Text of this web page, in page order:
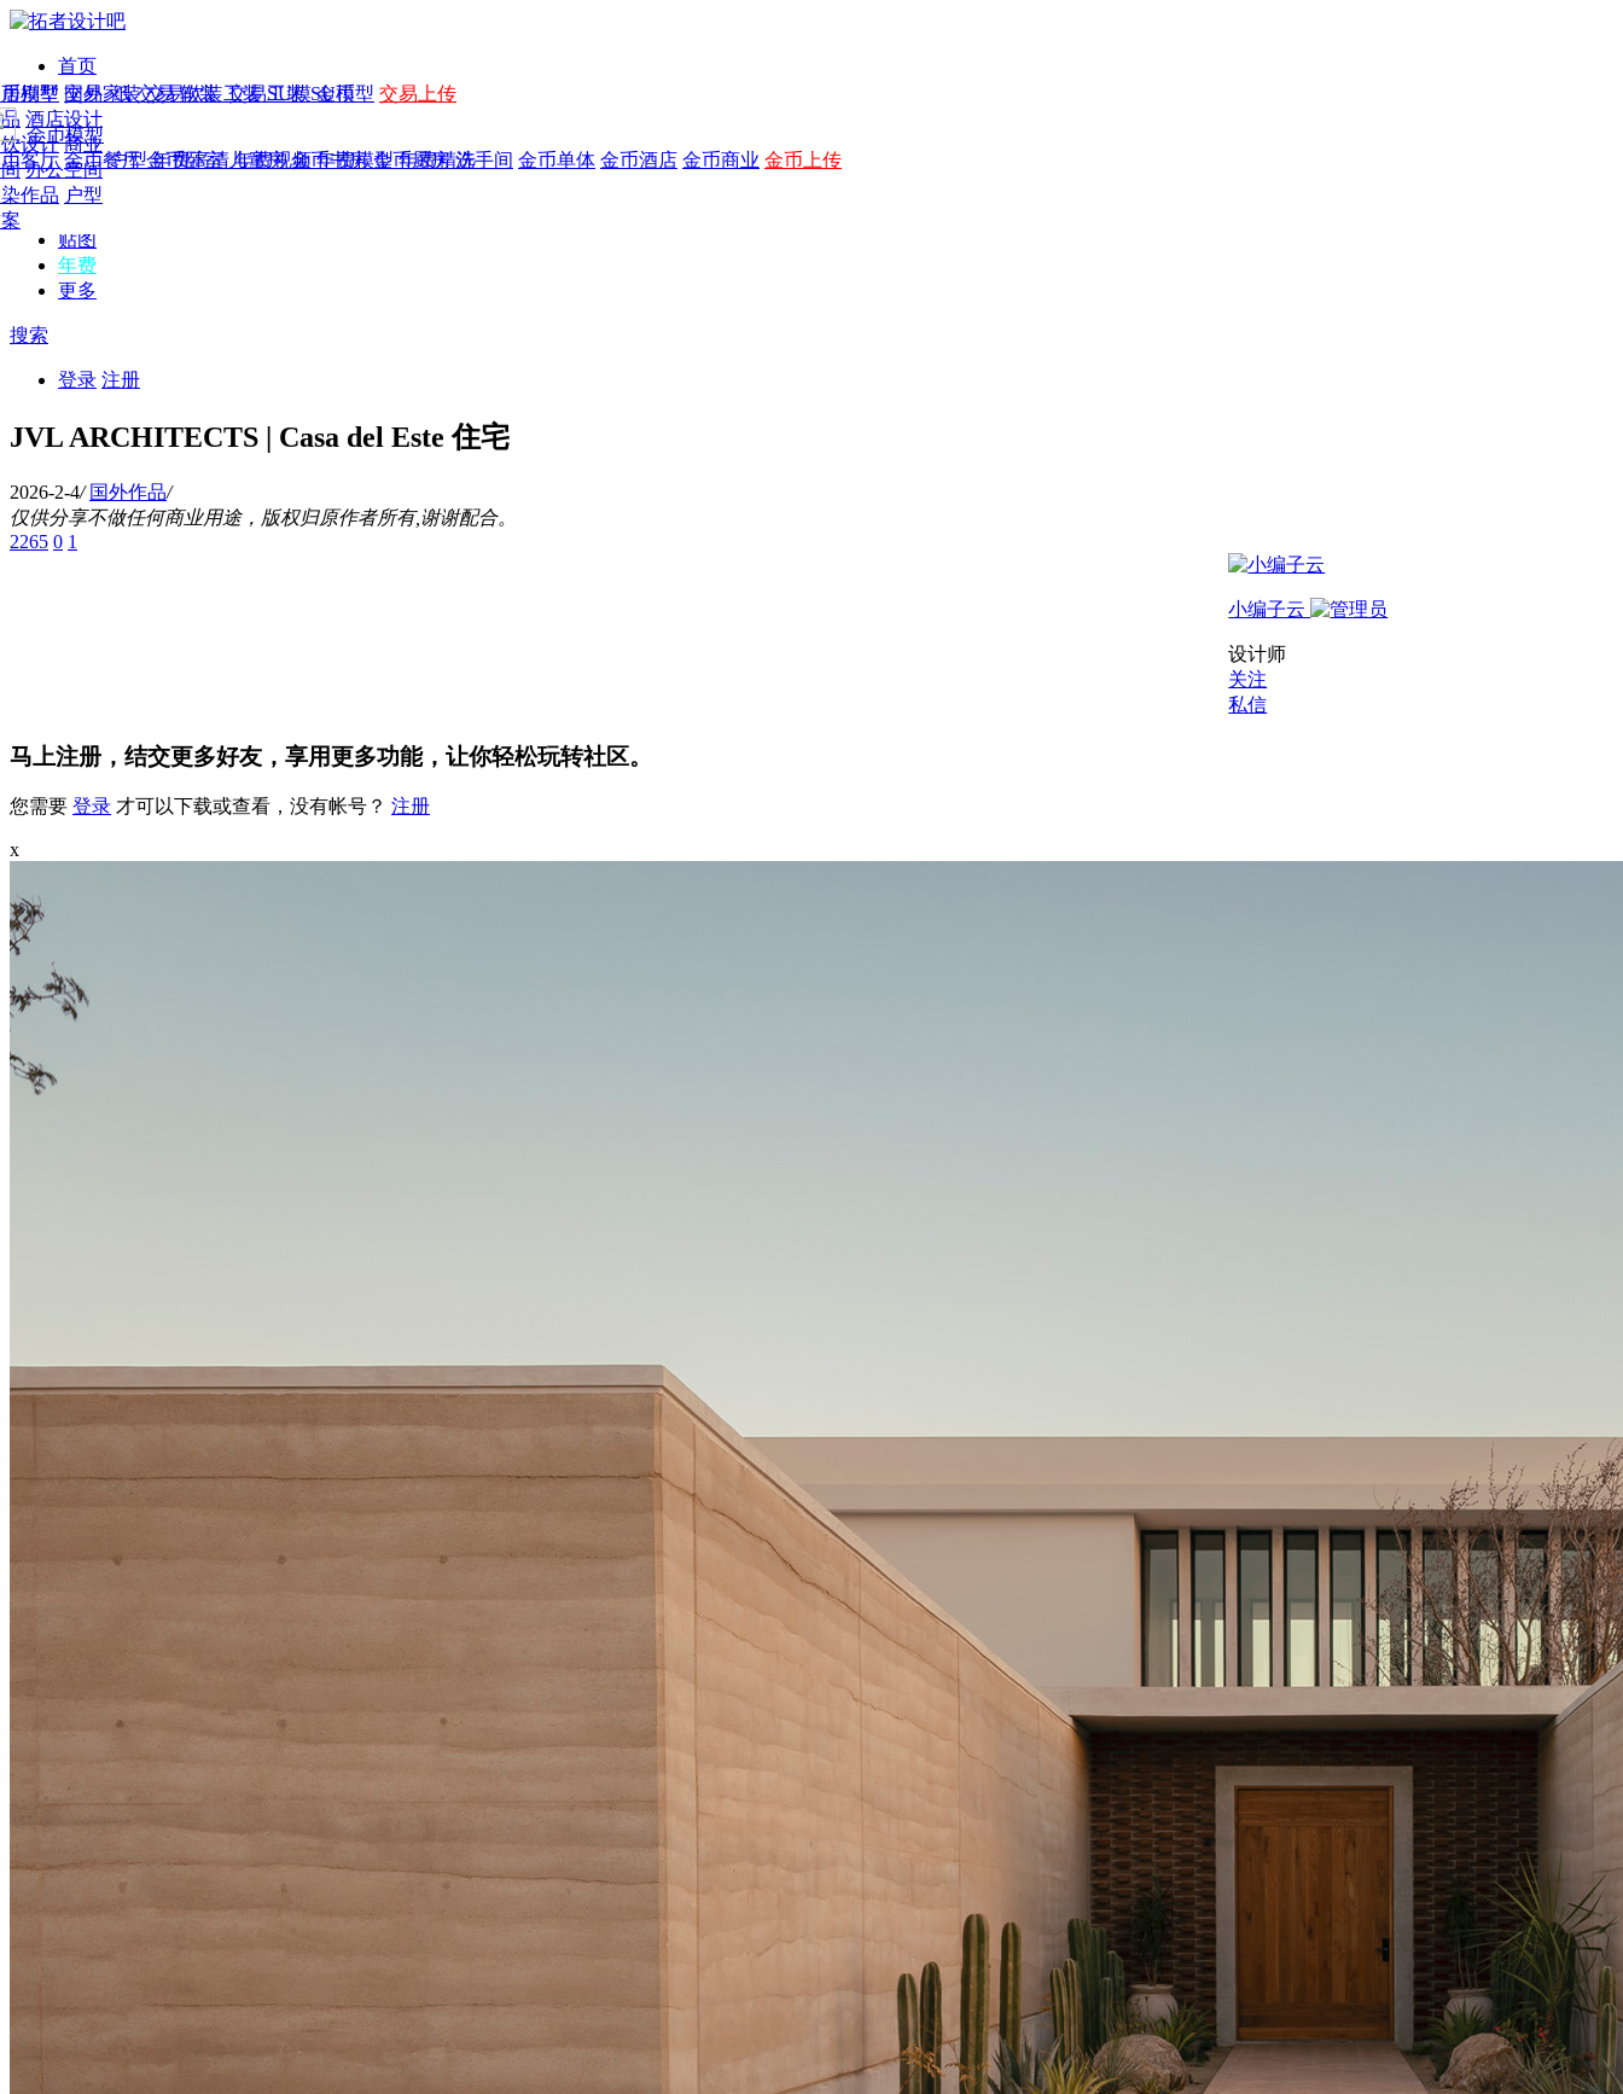
首页
发现
年费 作品 图纸 交易 软装 工装 SU模 金币
年费版块
费图纸 年费户型 年费高清 年费视频 年费模型 年费精选
作品
别墅 国外
酒店设计
设计 商业
办公空间
作品 户型
模型
模型 交易家装 交易软装 交易工装 SU模型 交易上传
金币模型
客厅 金币餐厅 金币卧室 儿童房 金币书房 金币厨房 洗手间 金币单体 金币酒店 金币商业 金币上传
CAD
概念
贴图
年费
更多
搜索
登录 注册
JVL ARCHITECTS | Casa del Este 住宅
2026-2-4/ 国外作品/
仅供分享不做任何商业用途，版权归原作者所有,谢谢配合。
2265 0 1
小编子云
设计师
关注
私信
马上注册，结交更多好友，享用更多功能，让你轻松玩转社区。
您需要 登录 才可以下载或查看，没有帐号？ 注册
x